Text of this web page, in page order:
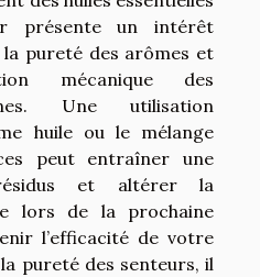
présente un intérêt
pureté des arômes et
mécanique des
Une utilisation
huile ou le mélange
peut entraîner une
et altérer la
lors de la prochaine
l’efficacité de votre
pureté des senteurs, il